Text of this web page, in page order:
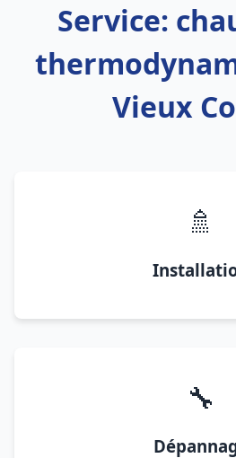
Service:
Vieux
🚿
🔧